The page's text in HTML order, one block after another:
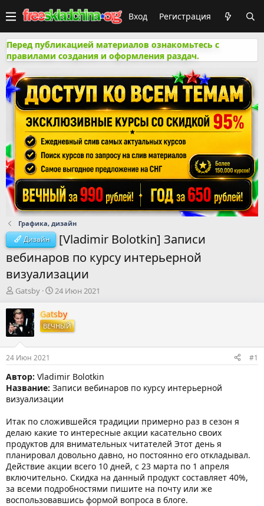
Вход Регистрация
Перед публикацией материалов ознакомьтесь с
правилами создания и оформления раздач.
Графика, дизайн
Дизайн
[Vladimir Bolotkin] Записи
вебинаров по курсу интерьерной
визуализации
А
т
о
р
т
е
м
ы
Gatsby
Д
т
а
н
а
л
а
24 Июн 2021
Gatsby
ВЕЧНЫЙ
24 Июн 2021 #1
Автор: Vladimir Bolotkin
Название: Записи вебинаров по курсу интерьерной
визуализации
Итак по сложившейся традиции примерно раз в сезон я
делаю какие то интересные акции касательно своих
продуктов для внимательных читателей Этот день я
планировал довольно давно, но постоянно его откладывал.
Действие акции всего 10 дней, с 23 марта по 1 апреля
включительно. Скидка на данный продукт составляет 40%,
за всеми подробностями пишите на почту или же
воспользовавшись формой вопроса в блоге.